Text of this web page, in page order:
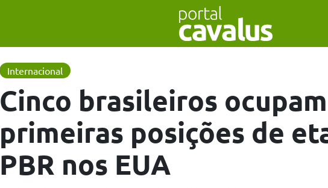
Internacional
Cinco brasileiros
primeiras posições de
PBR nos EUA